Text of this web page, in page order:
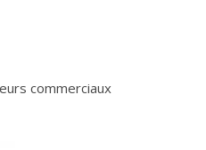
commerciaux